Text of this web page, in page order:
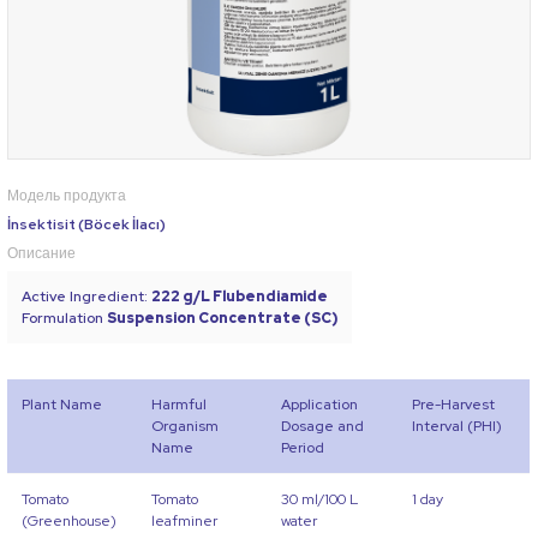
Модель продукта
İnsektisit (Böcek İlacı)
Описание
Active Ingredient: 222 g/L Flubendiamide
Formulation Suspension Concentrate (SC)
Plant Name
Harmful
Organism
Name
Application
Dosage and
Period
Pre-Harvest
Interval (PHI)
Tomato
(Greenhouse)
Tomato
leafminer
30 ml/100 L
water
1 day